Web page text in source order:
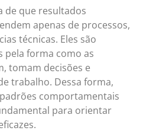
de que resultados
apenas de processos,
técnicas. Eles são
forma como as
tomam decisões e
trabalho. Dessa forma,
comportamentais
para orientar